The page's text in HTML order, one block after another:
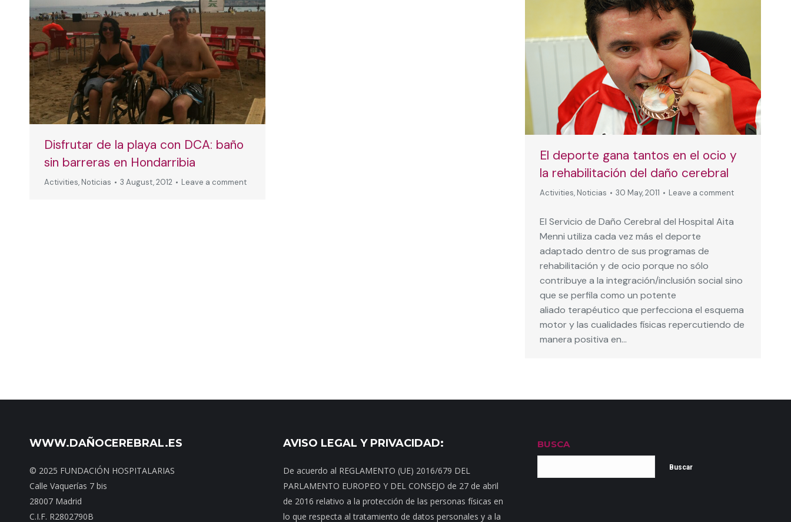
Disfrutar de la playa con DCA: baño
sin barreras en Hondarribia
Activities, Noticias 3 August, 2012 Leave a comment
El deporte gana tantos en el ocio y
la rehabilitación del daño cerebral
Activities, Noticias 30 May, 2011 Leave a comment
El Servicio de Daño Cerebral del Hospital Aita
Menni utiliza cada vez más el deporte
adaptado dentro de sus programas de
rehabilitación y de ocio porque no sólo
contribuye a la integración/inclusión social sino
que se perfila como un potente
aliado terapéutico que perfecciona el esquema
motor y las cualidades físicas repercutiendo de
manera positiva en…
WWW.DAÑOCEREBRAL.ES
© 2025 FUNDACIÓN HOSPITALARIAS
Calle Vaquerías 7 bis
28007 Madrid
C.I.F. R2802790B
AVISO LEGAL Y PRIVACIDAD:
De acuerdo al REGLAMENTO (UE) 2016/679 DEL
PARLAMENTO EUROPEO Y DEL CONSEJO de 27 de abril
de 2016 relativo a la protección de las personas físicas en
lo que respecta al tratamiento de datos personales y a la
BUSCA
Buscar